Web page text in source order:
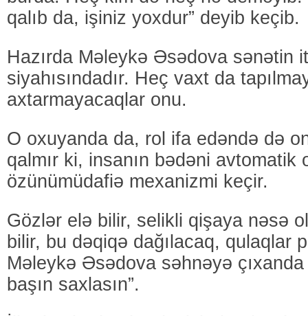
qalıb da, işiniz yoxdur” deyib keçib.
Hazırda Məleykə Əsədova sənətin
siyahısındadır. Heç vaxt da
axtarmayacaqlar onu.
O oxuyanda da, rol ifa edəndə də
qalmır ki, insanın bədəni avtomatik
özünümüdafiə mexanizmi keçir.
Gözlər elə bilir, selikli qişaya nəsə
bilir, bu dəqiqə dağılacaq, qulaqlar
Məleykə Əsədova səhnəyə çıxanda
başın saxlasın”.